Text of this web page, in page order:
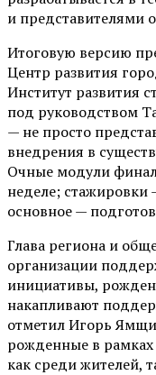
и представителями
Итоговую версию
Центр развития
Институт развития
под руководством
— не просто
внедрения в
Очные модули
неделе;
основное —
Глава региона и
организации
инициативы,
накапливают
отметил Игорь
рожденные в
как среди жителей,